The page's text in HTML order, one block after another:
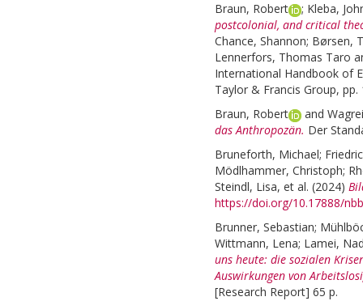
Braun, Robert
; Kleba,
postcolonial, and critical
Chance, Shannon; Børsen,
Lennerfors, Thomas Taro
International Handbook of
Taylor & Francis Group,
Braun, Robert
and
das Anthropozän. Der
Bruneforth, Michael;
Mödlhammer, Christoph;
Steindl, Lisa, et al. (2024)
https://doi.org/10.17888/
Brunner, Sebastian;
Wittmann, Lena; Lamei,
uns heute: die sozialen
Auswirkungen von
[Research Report] 65 p.